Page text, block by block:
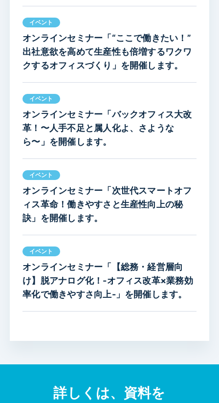
イベント
オンラインセミナー「“ここで働きたい！”
出社意欲を高めて生産性も倍増するワクワ
クするオフィスづくり」を開催します。
イベント
オンラインセミナー「バックオフィス大改
革！〜人手不足と属人化よ、さような
ら〜」を開催します。
イベント
オンラインセミナー「次世代スマートオフ
ィス革命！働きやすさと生産性向上の秘
訣」を開催します。
イベント
オンラインセミナー「【総務・経営層向
け】脱アナログ化！-オフィス改革×業務効
率化で働きやすさ向上-」を開催します。
詳しくは、資料を